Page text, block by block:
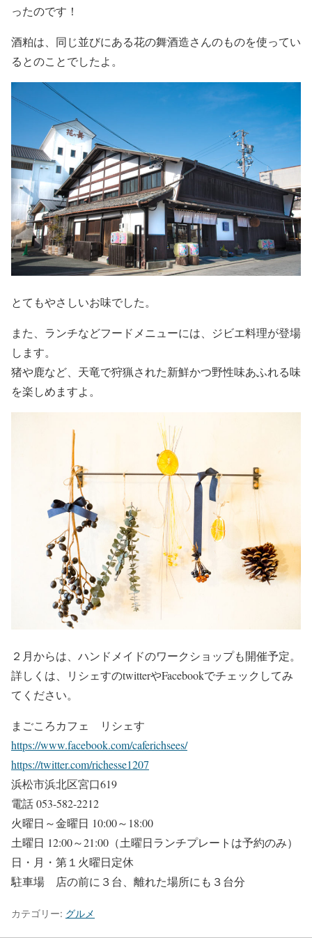
ったのです！
酒粕は、同じ並びにある花の舞酒造さんのものを使ってい
るとのことでしたよ。
とてもやさしいお味でした。
また、ランチなどフードメニューには、ジビエ料理が登場
します。
猪や鹿など、天竜で狩猟された新鮮かつ野性味あふれる味
を楽しめますよ。
２月からは、ハンドメイドのワークショップも開催予定。
詳しくは、リシェすのtwitterやFacebookでチェックしてみ
てください。
まごころカフェ リシェす
https://www.facebook.com/caferichsees/
https://twitter.com/richesse1207
浜松市浜北区宮口619
電話 053-582-2212
​火曜日～金曜日 10:00～18:00
土曜日 12:00～21:00（土曜日ランチプレートは予約のみ）
日・月・第１火曜日定休
駐車場 店の前に３台、離れた場所にも３台分
カテゴリー: グルメ